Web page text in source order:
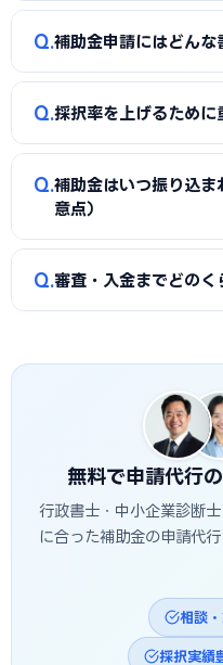
約前に見積もりと報酬条件
では仙台市に対応した実績
A
同一経費への重複申請
金）」のように分けること
を活用できるケースがあり
Q 補助金申請にはどんな
A
一般的に、事業計画書
類（賃上げ表明・事業継続
ます。申請代行ではこれら
し、差し戻しによる遅延を
Q 採択率を上げるために
A
①公募要領の加点項目
決策・効果を定量的（数
市の地域特性や自社の強み
されます。申請代行はこの
Q 補助金はいつ振り込ま
意点）
A
補助金は原則「後払い
Q 審査・入金までどのく
決定・事業実施・実績報告
入金まで半年〜1年程度か
補助金は予算上限に達し次
の相談・申請が有利です。
無料で申請代行
行政書士・中小企業診断
に合った補助金の申請代
相談
採択実績